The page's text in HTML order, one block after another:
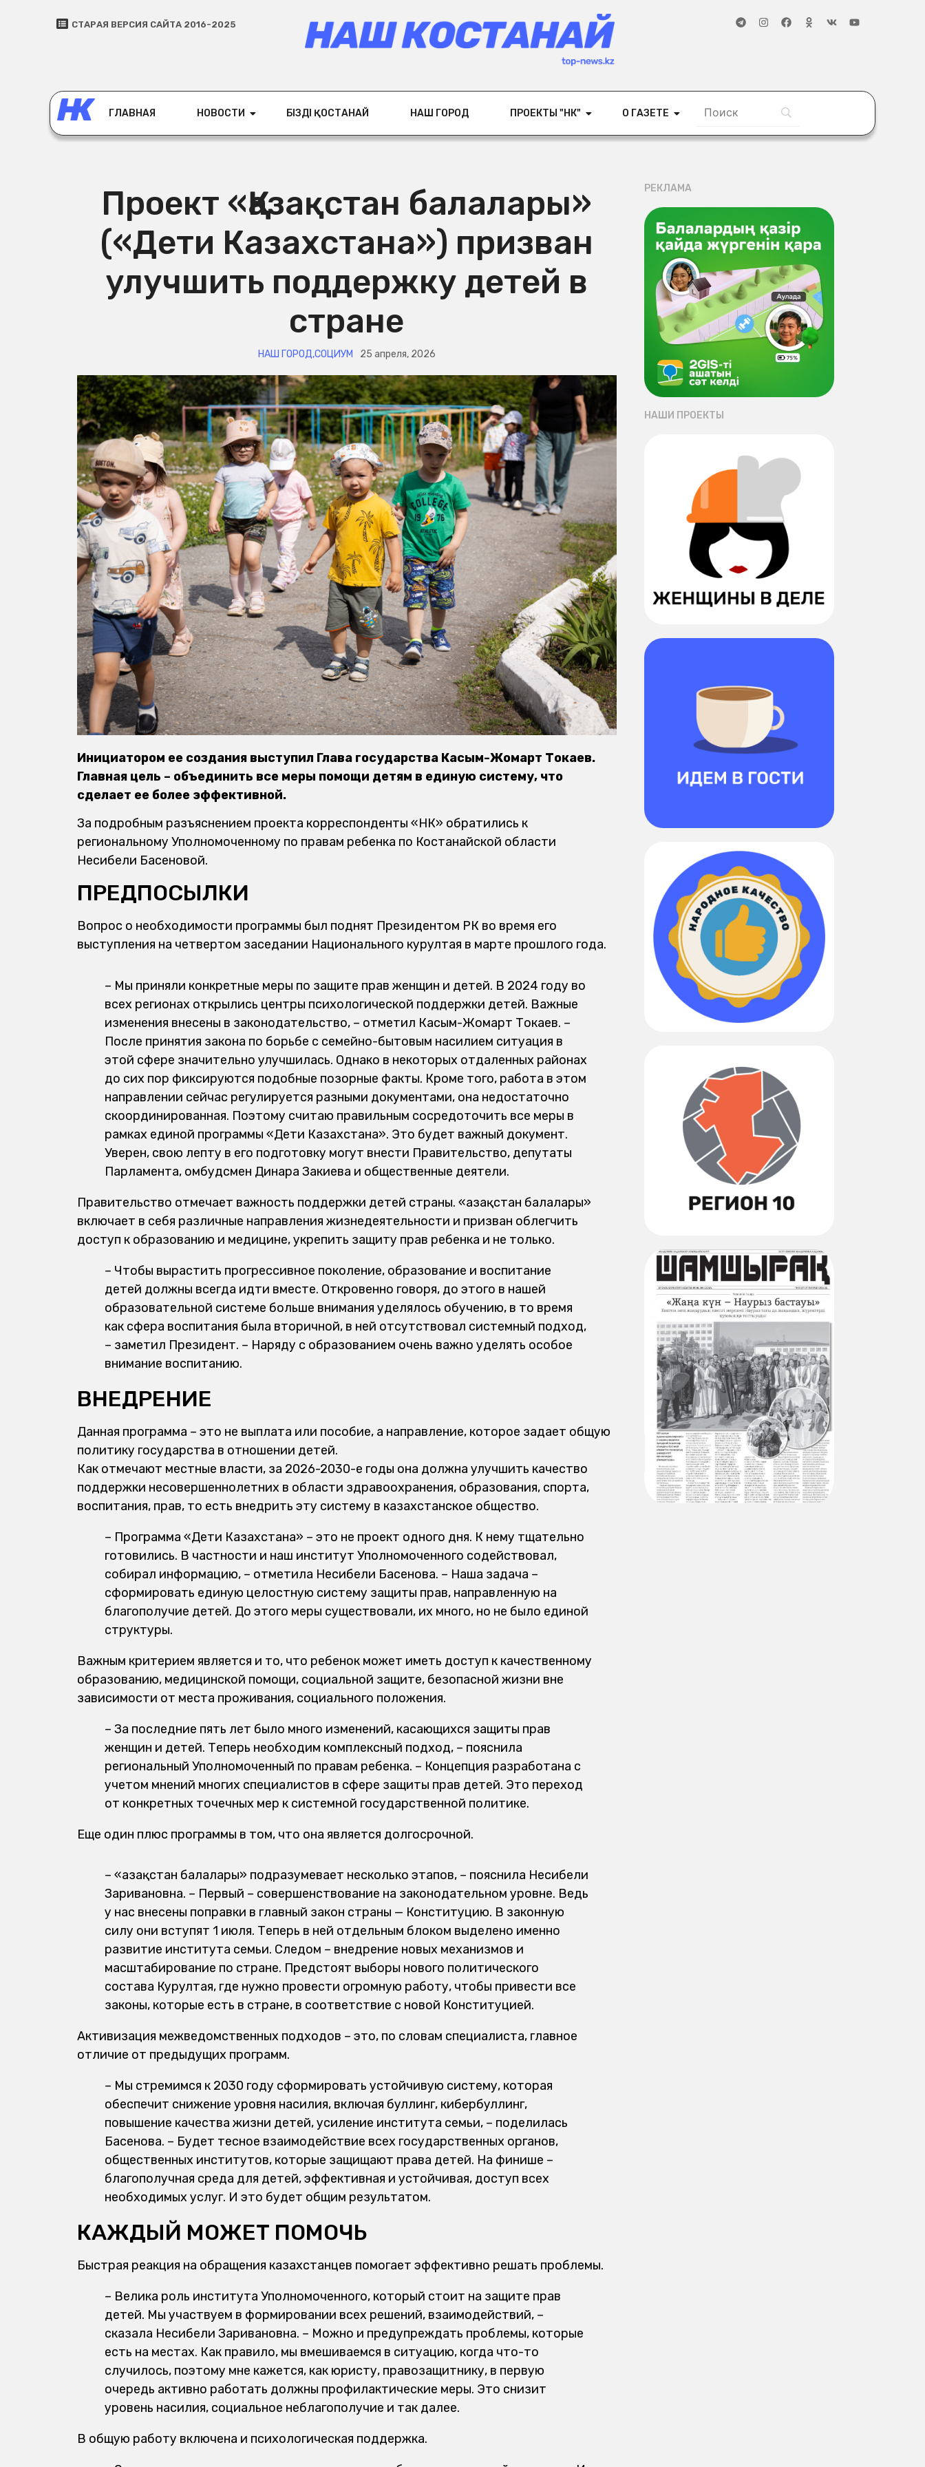
СТАРАЯ ВЕРСИЯ САЙТА 2016-2025
ГЛАВНАЯ НОВОСТИ БІЗДІҢ ҚОСТАНАЙ НАШ ГОРОД ПРОЕКТЫ "НК" О ГАЗЕТЕ
Проект «Қазақстан балалары»
(«Дети Казахстана») призван
улучшить поддержку детей в
стране
НАШ ГОРОД,СОЦИУМ 25 апреля, 2026
Инициатором ее создания выступил Глава государства Касым-Жомарт Токаев.
Главная цель – объединить все меры помощи детям в единую систему, что
сделает ее более эффективной.
За подробным разъяснением проекта корреспонденты «НК» обратились к
региональному Уполномоченному по правам ребенка по Костанайской области
Несибели Басеновой.
ПРЕДПОСЫЛКИ
Вопрос о необходимости программы был поднят Президентом РК во время его
выступления на четвертом заседании Национального курултая в марте прошлого года.
– Мы приняли конкретные меры по защите прав женщин и детей. В 2024 году во
всех регионах открылись центры психологической поддержки детей. Важные
изменения внесены в законодательство, – отметил Касым-Жомарт Токаев. –
После принятия закона по борьбе с семейно-бытовым насилием ситуация в
этой сфере значительно улучшилась. Однако в некоторых отдаленных районах
до сих пор фиксируются подобные позорные факты. Кроме того, работа в этом
направлении сейчас регулируется разными документами, она недостаточно
скоординированная. Поэтому считаю правильным сосредоточить все меры в
рамках единой программы «Дети Казахстана». Это будет важный документ.
Уверен, свою лепту в его подготовку могут внести Правительство, депутаты
Парламента, омбудсмен Динара Закиева и общественные деятели.
Правительство отмечает важность поддержки детей страны. «Қазақстан балалары»
включает в себя различные направления жизнедеятельности и призван облегчить
доступ к образованию и медицине, укрепить защиту прав ребенка и не только.
– Чтобы вырастить прогрессивное поколение, образование и воспитание
детей должны всегда идти вместе. Откровенно говоря, до этого в нашей
образовательной системе больше внимания уделялось обучению, в то время
как сфера воспитания была вторичной, в ней отсутствовал системный подход,
– заметил Президент. – Наряду с образованием очень важно уделять особое
внимание воспитанию.
ВНЕДРЕНИЕ
Данная программа – это не выплата или пособие, а направление, которое задает общую
политику государства в отношении детей.
Как отмечают местные власти, за 2026-2030-е годы она должна улучшить качество
поддержки несовершеннолетних в области здравоохранения, образования, спорта,
воспитания, прав, то есть внедрить эту систему в казахстанское общество.
– Программа «Дети Казахстана» – это не проект одного дня. К нему тщательно
готовились. В частности и наш институт Уполномоченного содействовал,
собирал информацию, – отметила Несибели Басенова. – Наша задача –
сформировать единую целостную систему защиты прав, направленную на
благополучие детей. До этого меры существовали, их много, но не было единой
структуры.
Важным критерием является и то, что ребенок может иметь доступ к качественному
образованию, медицинской помощи, социальной защите, безопасной жизни вне
зависимости от места проживания, социального положения.
– За последние пять лет было много изменений, касающихся защиты прав
женщин и детей. Теперь необходим комплексный подход, – пояснила
региональный Уполномоченный по правам ребенка. – Концепция разработана с
учетом мнений многих специалистов в сфере защиты прав детей. Это переход
от конкретных точечных мер к системной государственной политике.
Еще один плюс программы в том, что она является долгосрочной.
– «Қазақстан балалары» подразумевает несколько этапов, – пояснила Несибели
Заривановна. – Первый – совершенствование на законодательном уровне. Ведь
у нас внесены поправки в главный закон страны — Конституцию. В законную
силу они вступят 1 июля. Теперь в ней отдельным блоком выделено именно
развитие института семьи. Следом – внедрение новых механизмов и
масштабирование по стране. Предстоят выборы нового политического
состава Курултая, где нужно провести огромную работу, чтобы привести все
законы, которые есть в стране, в соответствие с новой Конституцией.
Активизация межведомственных подходов – это, по словам специалиста, главное
отличие от предыдущих программ.
– Мы стремимся к 2030 году сформировать устойчивую систему, которая
обеспечит снижение уровня насилия, включая буллинг, кибербуллинг,
повышение качества жизни детей, усиление института семьи, – поделилась
Басенова. – Будет тесное взаимодействие всех государственных органов,
общественных институтов, которые защищают права детей. На финише –
благополучная среда для детей, эффективная и устойчивая, доступ всех
необходимых услуг. И это будет общим результатом.
КАЖДЫЙ МОЖЕТ ПОМОЧЬ
Быстрая реакция на обращения казахстанцев помогает эффективно решать проблемы.
– Велика роль института Уполномоченного, который стоит на защите прав
детей. Мы участвуем в формировании всех решений, взаимодействий, –
сказала Несибели Заривановна. – Можно и предупреждать проблемы, которые
есть на местах. Как правило, мы вмешиваемся в ситуацию, когда что-то
случилось, поэтому мне кажется, как юристу, правозащитнику, в первую
очередь активно работать должны профилактические меры. Это снизит
уровень насилия, социальное неблагополучие и так далее.
В общую работу включена и психологическая поддержка.
РЕКЛАМА
НАШИ ПРОЕКТЫ